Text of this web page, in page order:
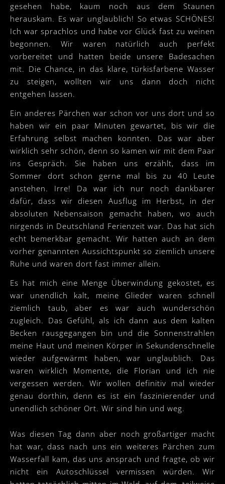
gesehen habe, kaum noch aus dem Staunen
herauskam. Es war unglaublich! So etwas SCHÖNES!
Ich war sprachlos und habe vor Glück fast zu weinen
begonnen. Wir waren natürlich auch perfekt
vorbereitet und hatten beide unsere Badesachen
mit. Die Chance, in das klare, türkisfarbene Wasser
zu steigen, wollten wir uns dann doch nicht
entgehen lassen.
Ein anderes Pärchen war schon vor uns dort und so
haben wir ein paar Minuten gewartet, bis wir die
Erfahrung selbst machen konnten. Das war aber
wirklich sehr schön, denn so kamen wir mit dem Paar
ins Gespräch. Sie haben uns erzählt, dass im
Sommer dort schon gerne mal bis zu 40 Leute
anstehen. Irre! Da war ich nur noch dankbarer
dafür, dass wir diesen Ausflug im Herbst, in der
absoluten Nebensaison gemacht haben, wo auch
nirgends in Deutschland Ferienzeit war. Das hat sich
echt bemerkbar gemacht. Wir hatten auch an dem
vorher genannten Aussichtspunkt so ziemlich unsere
Ruhe und waren dort fast immer allein.
Es hat mich eine Menge Überwindung gekostet, es
war unendlich kalt, meine Glieder waren schnell
ziemlich taub, aber es war auch wunderschön
zugleich. Das Gefühl, als ich dann aus dem kalten
Becken rausgegangen bin und die Sonnenstrahlen
meine Haut und meinen Körper in Sekundenschnelle
wieder aufgewärmt haben, war unglaublich. Das
waren wirklich Momente, die Florian und ich nie
vergessen werden. Wir wollen definitiv mal wieder
genau dorthin, denn es ist ein faszinierender und
unendlich schöner Ort. Wir sind hin und weg.
Was diesen Tag dann aber noch großartiger macht
hat war, dass nach uns ein weiteres Pärchen zum
Wasserfall kam, das uns ansprach und fragte, ob wir
nicht ein Autoschlüssel vermissen würden. Wir